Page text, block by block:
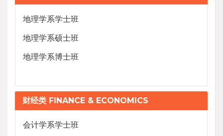
地理学系学士班
地理学系硕士班
地理学系博士班
财经类 FINANCE & ECONOMICS
会计学系学士班